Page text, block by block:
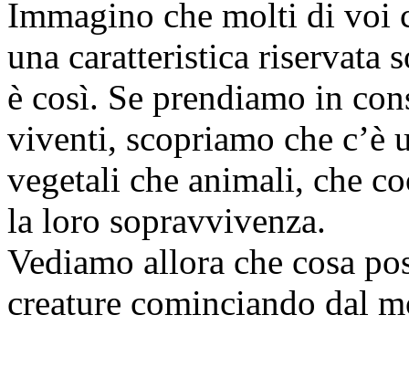
Immagino che molti di voi
una caratteristica riservata
è così. Se prendiamo in
viventi, scopriamo che c’è
vegetali che animali, che
la loro sopravvivenza.
Vediamo allora che cosa
creature cominciando dal